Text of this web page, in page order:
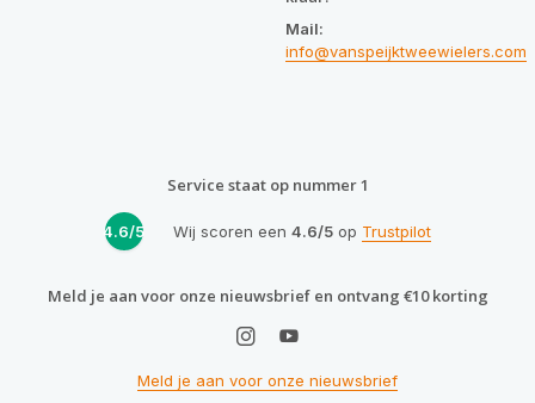
Mail:
info@vanspeijktweewielers.com
Service staat op nummer 1
4.6/5 Wij scoren een 4.6/5op Trustpilot
Meld je aan voor onze nieuwsbrief en ontvang €10 korting
Meld je aan voor onze nieuwsbrief